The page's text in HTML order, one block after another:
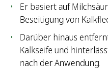
Er basiert auf
Beseitigung von
Darüber hinaus
Kalkseife und
nach der Anwendung.